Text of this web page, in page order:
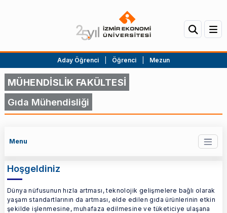
Aday Öğrenci Öğrenci Mezun
MÜHENDİSLİK FAKÜLTESİ
Gıda Mühendisliği
Menu
Hoşgeldiniz
Dünya nüfusunun hızla artması, teknolojik gelişmelere bağlı olarak
yaşam standartlarının da artması, elde edilen gıda ürünlerinin etkin
şekilde işlenmesine, muhafaza edilmesine ve tüketiciye ulaşana